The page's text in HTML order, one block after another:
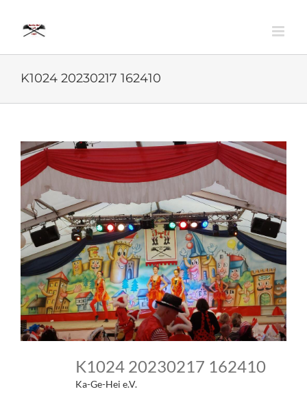
Inhalt
K1024 20230217 162410
K1024 20230217 162410
Ka-Ge-Hei e.V.